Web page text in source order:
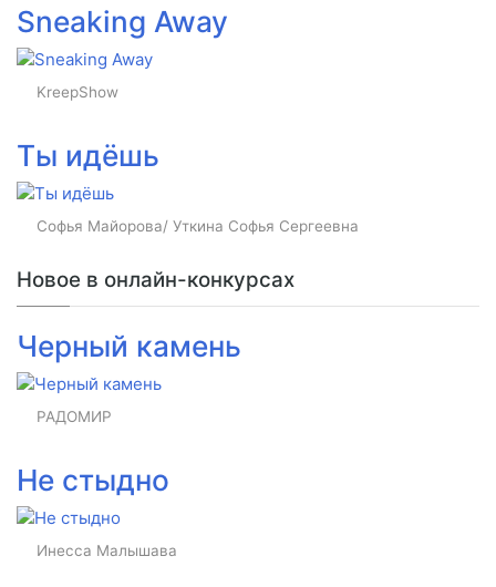
Sneaking Away
KreepShow
Ты идёшь
Софья Майорова/ Уткина Софья Сергеевна
Новое в онлайн-конкурсах
Черный камень
РАДОМИР
Не стыдно
Инесса Малышава